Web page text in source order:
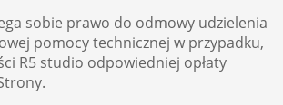
sobie prawo do odmowy udzielenia
pomocy technicznej w przypadku,
R5 studio odpowiedniej opłaty